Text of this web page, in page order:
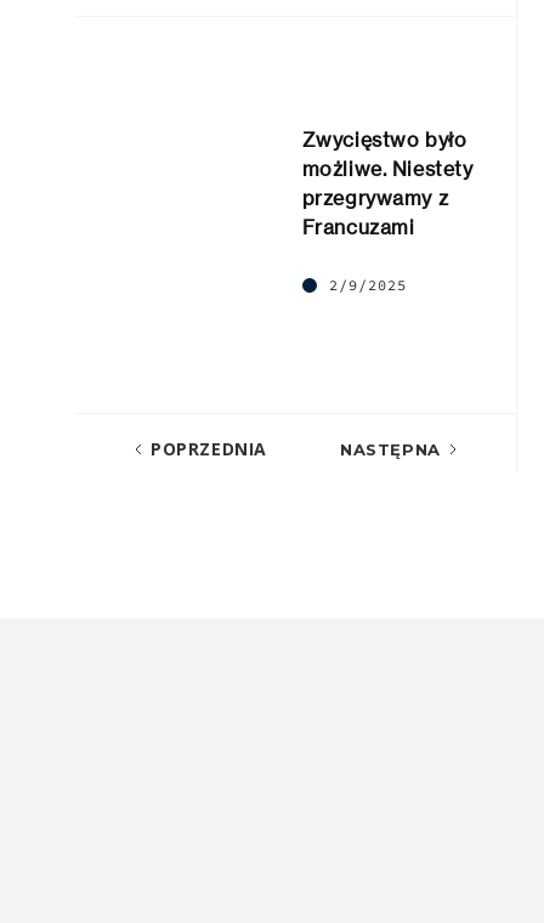
Zwycięstwo było
możliwe. Niestety
przegrywamy z
Francuzami
2/9/2025
POPRZEDNIA NASTĘPNA